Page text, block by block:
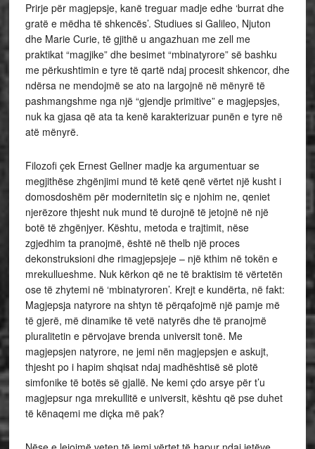
Prirje për magjepsje, kanë treguar madje edhe ‘burrat dhe
gratë e mëdha të shkencës’. Studiues si Galileo, Njuton
dhe Marie Curie, të gjithë u angazhuan me zell me
praktikat “magjike” dhe besimet “mbinatyrore” së bashku
me përkushtimin e tyre të qartë ndaj procesit shkencor, dhe
ndërsa ne mendojmë se ato na largojnë në mënyrë të
pashmangshme nga një “gjendje primitive” e magjepsjes,
nuk ka gjasa që ata ta kenë karakterizuar punën e tyre në
atë mënyrë.
Filozofi çek Ernest Gellner madje ka argumentuar se
megjithëse zhgënjimi mund të ketë qenë vërtet një kusht i
domosdoshëm për modernitetin siç e njohim ne, qeniet
njerëzore thjesht nuk mund të durojnë të jetojnë në një
botë të zhgënjyer. Kështu, metoda e trajtimit, nëse
zgjedhim ta pranojmë, është në thelb një proces
dekonstruksioni dhe rimagjepsjeje – një kthim në tokën e
mrekullueshme. Nuk kërkon që ne të braktisim të vërtetën
ose të zhytemi në ‘mbinatyroren’. Krejt e kundërta, në fakt:
Magjepsja natyrore na shtyn të përqafojmë një pamje më
të gjerë, më dinamike të vetë natyrës dhe të pranojmë
pluralitetin e përvojave brenda universit tonë. Me
magjepsjen natyrore, ne jemi nën magjepsjen e askujt,
thjesht po i hapim shqisat ndaj madhështisë së plotë
simfonike të botës së gjallë. Ne kemi çdo arsye për t’u
magjepsur nga mrekullitë e universit, kështu që pse duhet
të kënaqemi me diçka më pak?